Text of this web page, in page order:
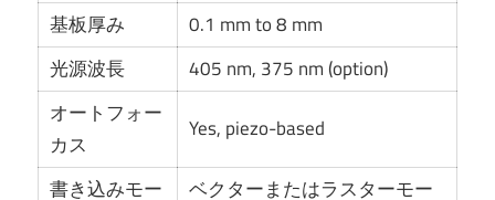
基板厚み
0.1 mm to 8 mm
光源波長
405 nm, 375 nm (option)
オートフォー
カス
Yes, piezo-based
書き込みモー
ベクターまたはラスターモー